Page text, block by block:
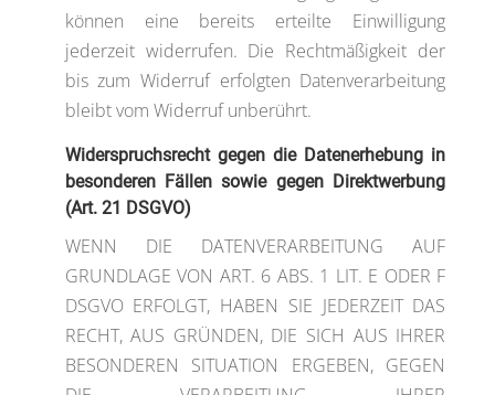
können eine bereits erteilte Einwilligung
jederzeit widerrufen. Die Rechtmäßigkeit der
bis zum Widerruf erfolgten Datenverarbeitung
bleibt vom Widerruf unberührt.
Widerspruchsrecht gegen die Datenerhebung in
besonderen Fällen sowie gegen Direktwerbung
(Art. 21 DSGVO)
WENN DIE DATENVERARBEITUNG AUF
GRUNDLAGE VON ART. 6 ABS. 1 LIT. E ODER F
DSGVO ERFOLGT, HABEN SIE JEDERZEIT DAS
RECHT, AUS GRÜNDEN, DIE SICH AUS IHRER
BESONDEREN SITUATION ERGEBEN, GEGEN